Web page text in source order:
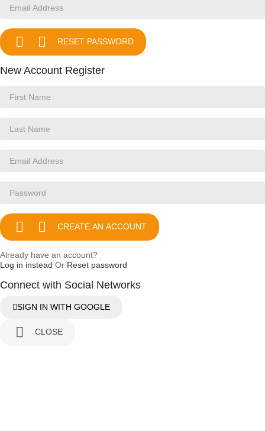
  RESET PASSWORD
New Account Register
  CREATE AN ACCOUNT
Already have an account?
Log in instead Or Reset password
Connect with Social Networks
SIGN IN WITH GOOGLE
 CLOSE